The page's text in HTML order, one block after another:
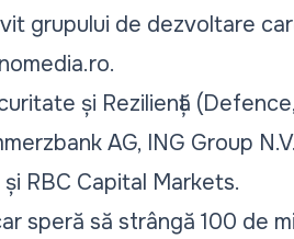
grupului de dezvoltare
.
și Reziliență
AG, ING Group
RBC Capital Markets.
speră să strângă 100 de